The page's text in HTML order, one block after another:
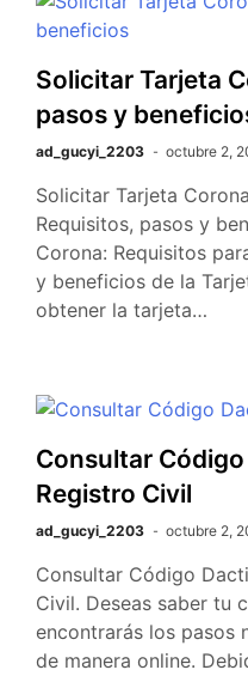
Solicitar Tarjeta
pasos y
ad_gucyi_2203 octubre 2,
Solicitar Tarjeta
Requisitos, pasos y
Corona: Requisitos
y beneficios de la
obtener la tarjeta…
Consultar
Registro Civil
ad_gucyi_2203 octubre 2,
Consultar Código
Civil. Deseas saber tu
encontrarás los pasos
de manera online.